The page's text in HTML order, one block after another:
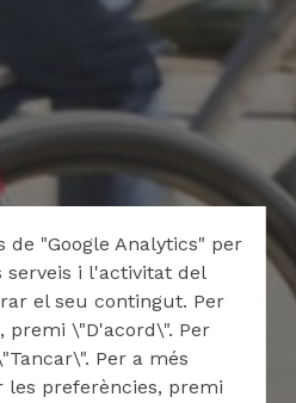
de "Google Analytics" per
i l'activitat del
el seu contingut. Per
premi \"D'acord\". Per
Per a més
les preferències, premi